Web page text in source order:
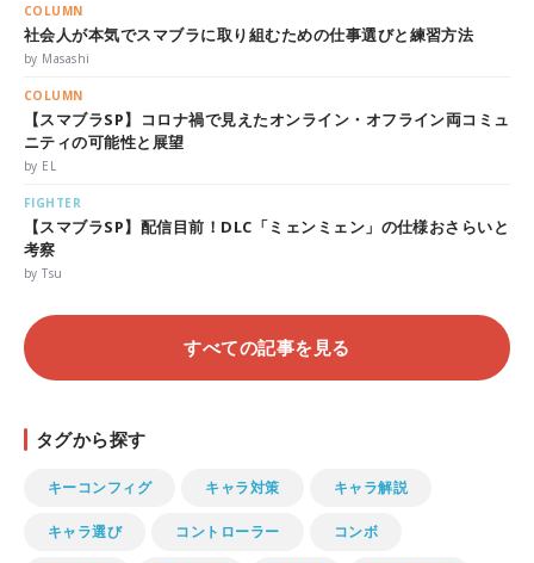
COLUMN
社会人が本気でスマブラに取り組むための仕事選びと練習方法
by Masashi
COLUMN
【スマブラSP】コロナ禍で見えたオンライン・オフライン両コミュ
ニティの可能性と展望
by EL
FIGHTER
【スマブラSP】配信目前！DLC「ミェンミェン」の仕様おさらいと
考察
by Tsu
すべての記事を見る
タグから探す
キーコンフィグ キャラ対策 キャラ解説
キャラ選び コントローラー コンボ